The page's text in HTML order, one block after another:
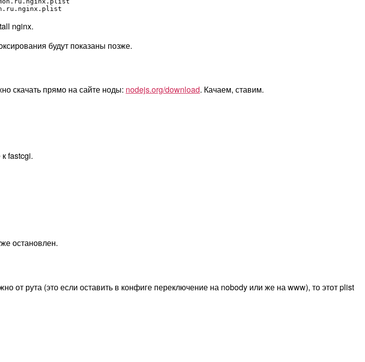
nginx.
будут показаны позже.
скачать прямо на сайте ноды: nodejs.org/download. Качаем, ставим.
fastcgi.
остановлен.
от рута (это если оставить в конфиге переключение на nobody или же на www), то этот plist